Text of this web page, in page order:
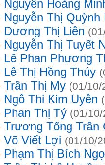
Nguyễn Hoàng
Nguyễn Thị Quỳnh
Dương Thị Liên
Nguyễn Thị Tuyết
Lê Phan Phương
Lê Thị Hồng Thúy
Trần Thị My (01/10/
Ngô Thi Kim Uyên
Phan Thị Tý (01/
Trương Tống Trân
Võ Viết Lợi (01/10/
Phạm Thị Bích